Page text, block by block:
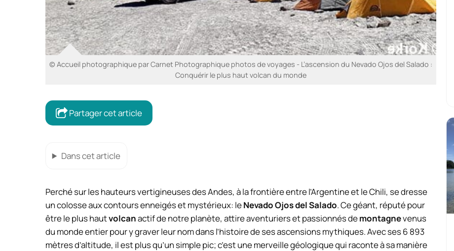
© Accueil photographique par Carnet Photographique photos de voyages - L’ascension du Nevado Ojos del Salado :
Conquérir le plus haut volcan du monde
Partager cet article
Dans cet article
Perché sur les hauteurs vertigineuses des Andes, à la frontière entre l’Argentine et le Chili, se dresse
un colosse aux contours enneigés et mystérieux: leNevado Ojos del Salado. Ce géant, réputé pour
être le plus hautvolcanactif de notre planète, attire aventuriers et passionnés demontagnevenus
du monde entier pour y graver leur nom dans l’histoire de ses ascensions mythiques. Avec ses 6 893
mètres d’altitude, il est plus qu’un simple pic; c’est une merveille géologique qui raconte à sa manière